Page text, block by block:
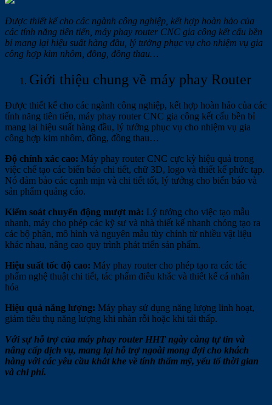
Được thiết kế cho các ngành công nghiệp, kết hợp hoàn hảo của
các tính năng tiên tiến, máy phay router CNC gia công kết cấu bền
bỉ mang lại hiệu suất hàng đầu, lý tưởng phục vụ cho nhiệm vụ gia
công hợp kim nhôm, đồng, đồng thau…
Giới thiệu chung về máy phay Router
Được thiết kế cho các ngành công nghiệp, kết hợp hoàn hảo của các
tính năng tiên tiến, máy phay router CNC gia công kết cấu bền bỉ
mang lại hiệu suất hàng đầu, lý tưởng phục vụ cho nhiệm vụ gia
công hợp kim nhôm, đồng, đồng thau…
Độ chính xác cao: Máy phay router CNC cực kỳ hiệu quả trong
việc chế tạo các biển báo chi tiết, chữ 3D, logo và thiết kế phức tạp.
Nó đảm bảo các cạnh mịn và chi tiết tốt, lý tưởng cho biển báo và
sản phẩm quảng cáo.
Kiểm soát chuyển động mượt mà: Lý tưởng cho việc tạo mẫu
nhanh, máy cho phép các kỹ sư và nhà thiết kế nhanh chóng tạo ra
các bộ phận, mô hình và nguyên mẫu tùy chỉnh từ nhiều vật liệu
khác nhau, nâng cao quy trình phát triển sản phẩm.
Hiệu suất tốc độ cao: Máy phay router cho phép tạo ra các tác
phẩm nghệ thuật chi tiết, tác phẩm điêu khắc và thiết kế cá nhân
hóa
Hiệu quả năng lượng: Máy phay sử dụng năng lượng linh hoạt,
giảm tiêu thụ năng lượng khi nhàn rỗi hoặc khi tải thấp.
Với sự hỗ trợ của máy phay router HHT ngày càng tự tin và
nâng cấp dịch vụ, mang lại hỗ trợ ngoài mong đợi cho khách
hàng với các yêu cầu khắt khe về tính thẩm mỹ, yếu tố thời gian
và chi phí.